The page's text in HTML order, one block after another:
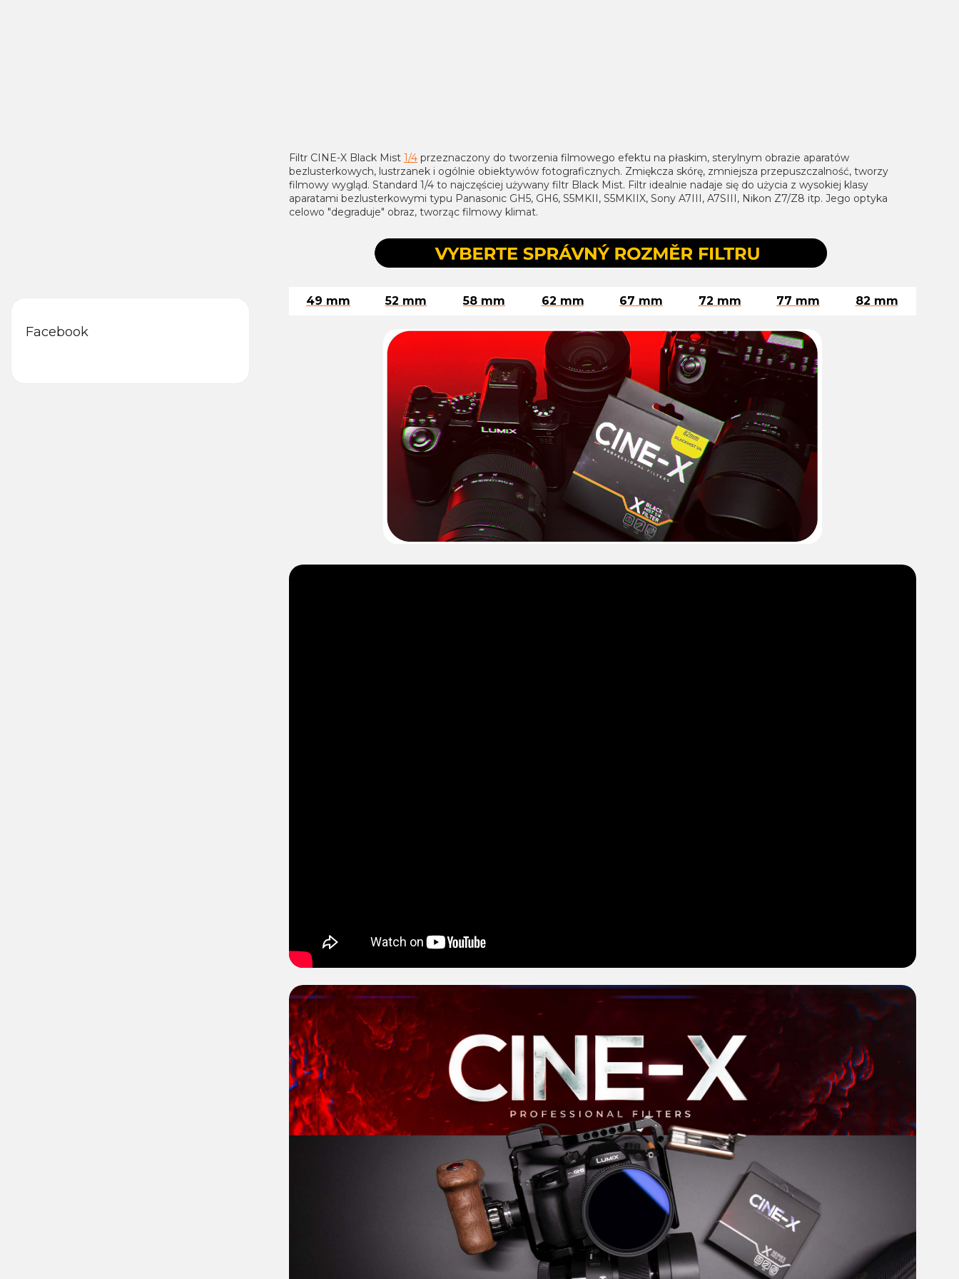
Facebook
Filtr CINE-X Black Mist 1/4 przeznaczony do tworzenia filmowego efektu na płaskim, sterylnym obrazie aparatów
bezlusterkowych, lustrzanek i ogólnie obiektywów fotograficznych. Zmiękcza skórę, zmniejsza przepuszczalność, tworzy
filmowy wygląd. Standard 1/4 to najczęściej używany filtr Black Mist. Filtr idealnie nadaje się do użycia z wysokiej klasy
aparatami bezlusterkowymi typu Panasonic GH5, GH6, S5MKII, S5MKIIX, Sony A7III, A7SIII, Nikon Z7/Z8 itp. Jego optyka
celowo "degraduje" obraz, tworząc filmowy klimat.
49 mm 52 mm 58 mm 62 mm 67 mm 72 mm 77 mm 82 mm